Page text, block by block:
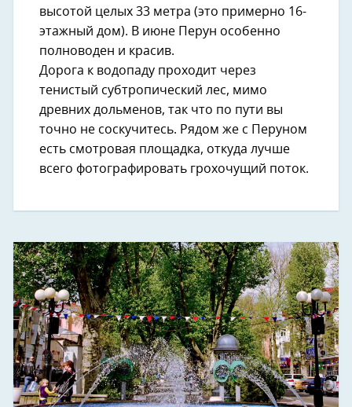
высотой целых 33 метра (это примерно 16-
этажный дом). В июне Перун особенно
полноводен и красив.
Дорога к водопаду проходит через
тенистый субтропический лес, мимо
древних дольменов, так что по пути вы
точно не соскучитесь. Рядом же с Перуном
есть смотровая площадка, откуда лучше
всего фотографировать грохочущий поток.